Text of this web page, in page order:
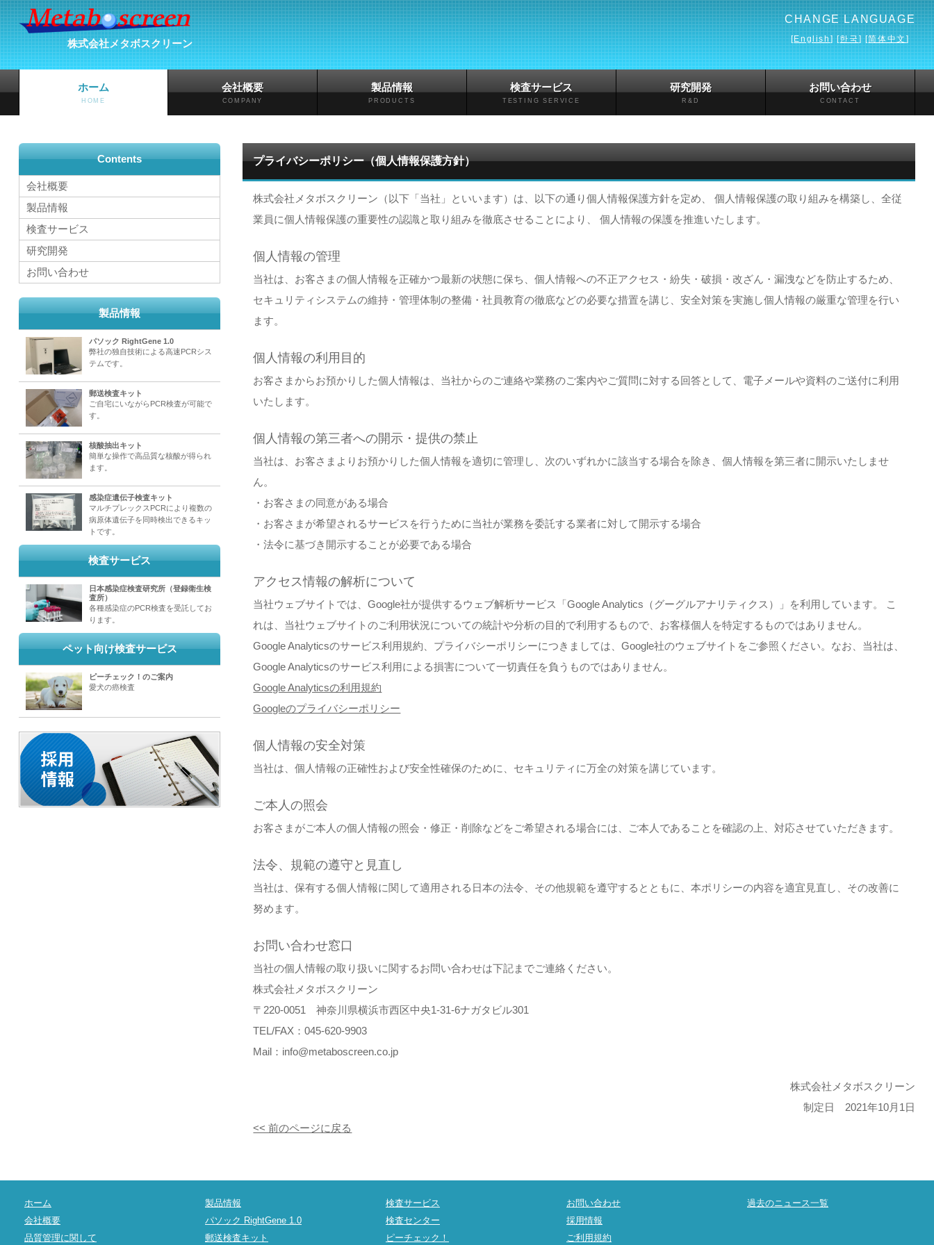
株式会社メタボスクリーン
CHANGE LANGUAGE
[English] [한국] [简体中文]
ホーム
HOME
会社概要
COMPANY
製品情報
PRODUCTS
検査サービス
TESTING SERVICE
研究開発
R&D
お問い合わせ
CONTACT
プライバシーポリシー（個人情報保護方針）
株式会社メタボスクリーン（以下「当社」といいます）は、以下の通り個人情報保護方針を定め、 個人情報保護の取り組みを構築し、全従
業員に個人情報保護の重要性の認識と取り組みを徹底させることにより、 個人情報の保護を推進いたします。
個人情報の管理
当社は、お客さまの個人情報を正確かつ最新の状態に保ち、個人情報への不正アクセス・紛失・破損・改ざん・漏洩などを防止するため、
セキュリティシステムの維持・管理体制の整備・社員教育の徹底などの必要な措置を講じ、安全対策を実施し個人情報の厳重な管理を行い
ます。
個人情報の利用目的
お客さまからお預かりした個人情報は、当社からのご連絡や業務のご案内やご質問に対する回答として、電子メールや資料のご送付に利用
いたします。
個人情報の第三者への開示・提供の禁止
当社は、お客さまよりお預かりした個人情報を適切に管理し、次のいずれかに該当する場合を除き、個人情報を第三者に開示いたしませ
ん。
・お客さまの同意がある場合
・お客さまが希望されるサービスを行うために当社が業務を委託する業者に対して開示する場合
・法令に基づき開示することが必要である場合
アクセス情報の解析について
当社ウェブサイトでは、Google社が提供するウェブ解析サービス「Google Analytics（グーグルアナリティクス）」を利用しています。 こ
れは、当社ウェブサイトのご利用状況についての統計や分析の目的で利用するもので、お客様個人を特定するものではありません。
Google Analyticsのサービス利用規約、プライバシーポリシーにつきましては、Google社のウェブサイトをご参照ください。なお、当社は、
Google Analyticsのサービス利用による損害について一切責任を負うものではありません。
Google Analyticsの利用規約
Googleのプライバシーポリシー
個人情報の安全対策
当社は、個人情報の正確性および安全性確保のために、セキュリティに万全の対策を講じています。
ご本人の照会
お客さまがご本人の個人情報の照会・修正・削除などをご希望される場合には、ご本人であることを確認の上、対応させていただきます。
法令、規範の遵守と見直し
当社は、保有する個人情報に関して適用される日本の法令、その他規範を遵守するとともに、本ポリシーの内容を適宜見直し、その改善に
努めます。
お問い合わせ窓口
当社の個人情報の取り扱いに関するお問い合わせは下記までご連絡ください。
株式会社メタボスクリーン
〒220-0051 神奈川県横浜市西区中央1-31-6ナガタビル301
TEL/FAX：045-620-9903
Mail：info@metaboscreen.co.jp
株式会社メタボスクリーン
制定日 2021年10月1日
<< 前のページに戻る
Contents
会社概要
製品情報
検査サービス
研究開発
お問い合わせ
製品情報
パソック RightGene 1.0
弊社の独自技術による高速PCRシス
テムです。
郵送検査キット
ご自宅にいながらPCR検査が可能で
す。
核酸抽出キット
簡単な操作で高品質な核酸が得られ
ます。
感染症遺伝子検査キット
マルチプレックスPCRにより複数の
病原体遺伝子を同時検出できるキッ
トです。
検査サービス
日本感染症検査研究所（登録衛生検
査所）
各種感染症のPCR検査を受託してお
ります。
ペット向け検査サービス
ピーチェック！のご案内
愛犬の癌検査
ホーム
会社概要
品質管理に関して
製品情報
パソック RightGene 1.0
郵送検査キット
検査サービス
検査センター
ピーチェック！
お問い合わせ
採用情報
ご利用規約
過去のニュース一覧